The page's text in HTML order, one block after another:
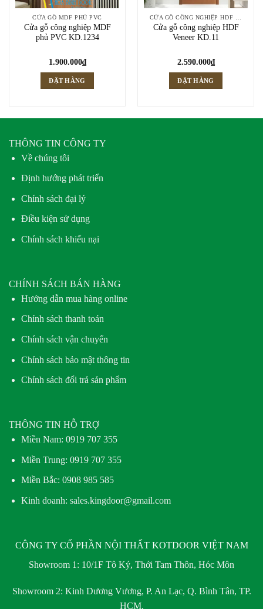
CỬA GỖ MDF PHỦ PVC
Cửa gỗ công nghiệp MDF
phủ PVC KD.1234
1.900.000₫
ĐẶT HÀNG
CỬA GỖ CÔNG NGHIỆP HDF VENEER
Cửa gỗ công nghiệp HDF
Veneer KD.11
2.590.000₫
ĐẶT HÀNG
THÔNG TIN CÔNG TY
Về chúng tôi
Định hướng phát triển
Chính sách đại lý
Điều kiện sử dụng
Chính sách khiếu nại
CHÍNH SÁCH BÁN HÀNG
Hướng dẫn mua hàng online
Chính sách thanh toán
Chính sách vận chuyển
Chính sách bảo mật thông tin
Chính sách đổi trả sản phẩm
THÔNG TIN HỖ TRỢ
Miền Nam: 0919 707 355
Miền Trung: 0919 707 355
Miền Bắc: 0908 985 585
Kinh doanh: sales.kingdoor@gmail.com
CÔNG TY CỔ PHẦN NỘI THẤT KOTDOOR VIỆT NAM
Showroom 1: 10/1F Tô Ký, Thới Tam Thôn, Hóc Môn
Showroom 2: Kinh Dương Vương, P. An Lạc, Q. Bình Tân, TP.
HCM.